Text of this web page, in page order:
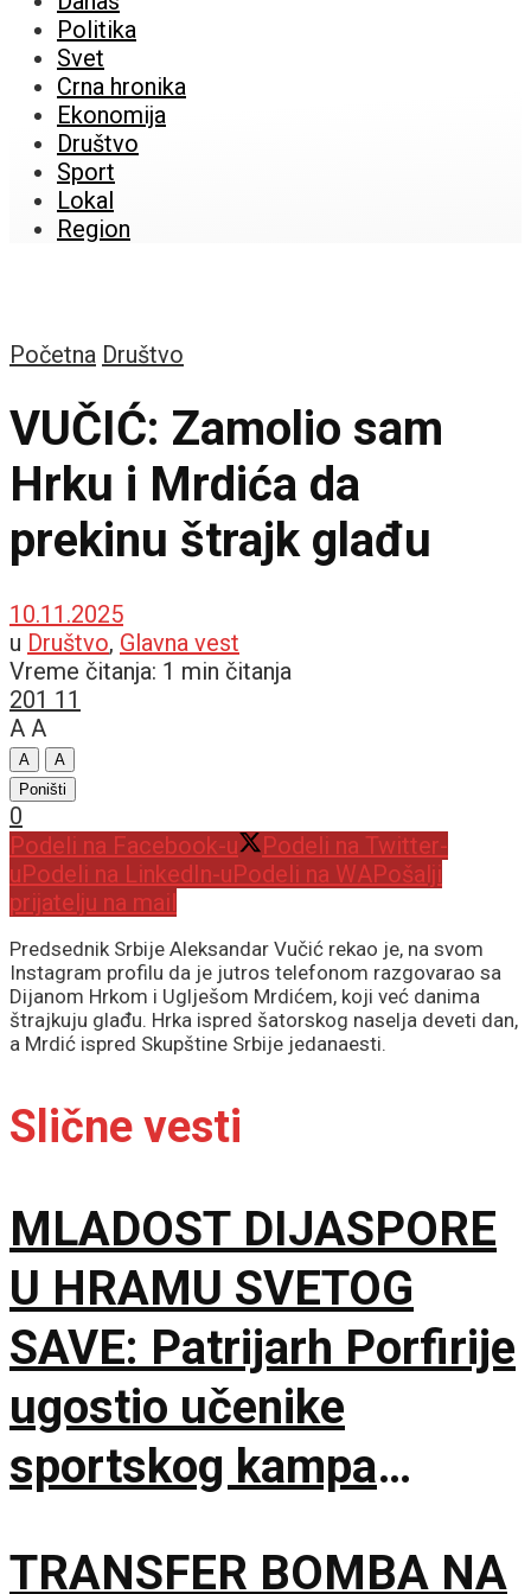
Politika
Svet
Crna hronika
Ekonomija
Društvo
Sport
Lokal
Region
Početna Društvo
VUČIĆ: Zamolio sam
Hrku i Mrdića da
prekinu štrajk glađu
10.11.2025
u Društvo, Glavna vest
Vreme čitanja: 1 min čitanja
201 11
A A
A
A
Poništi
0
Podeli na Facebook-u
Podeli na Twitter-
uPodeli na LinkedIn-uPodeli na WAPošalji
prijatelju na mail
Predsednik Srbije Aleksandar Vučić rekao je, na svom
Instagram profilu da je jutros telefonom razgovarao sa
Dijanom Hrkom i Uglješom Mrdićem, koji već danima
štrajkuju glađu. Hrka ispred šatorskog naselja deveti dan,
a Mrdić ispred Skupštine Srbije jedanaesti.
Slične vesti
MLADOST DIJASPORE
U HRAMU SVETOG
SAVE: Patrijarh Porfirije
ugostio učenike
sportskog kampa
TRANSFER BOMBA NA